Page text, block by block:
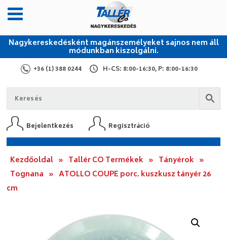
Nagykereskedésként magánszemélyeket sajnos nem áll
módunkban kiszolgálni.
+36 (1) 388 0244 H-CS: 8:00-16:30, P: 8:00-16:30
Bejelentkezés Regisztráció
Kezdőoldal » Tallér CO Termékek » Tányérok »
Tognana » ATOLLO COUPE porc. kuszkusz tányér 26
cm